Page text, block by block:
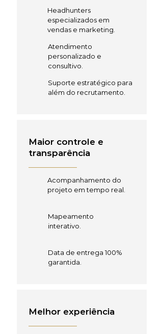
Headhunters
especializados em
vendas e marketing.
Atendimento
personalizado e
consultivo.
Suporte estratégico para
além do recrutamento.
Maior controle e
transparência
Acompanhamento do
projeto em tempo real.
Mapeamento
interativo.
Data de entrega 100%
garantida.
Melhor experiência